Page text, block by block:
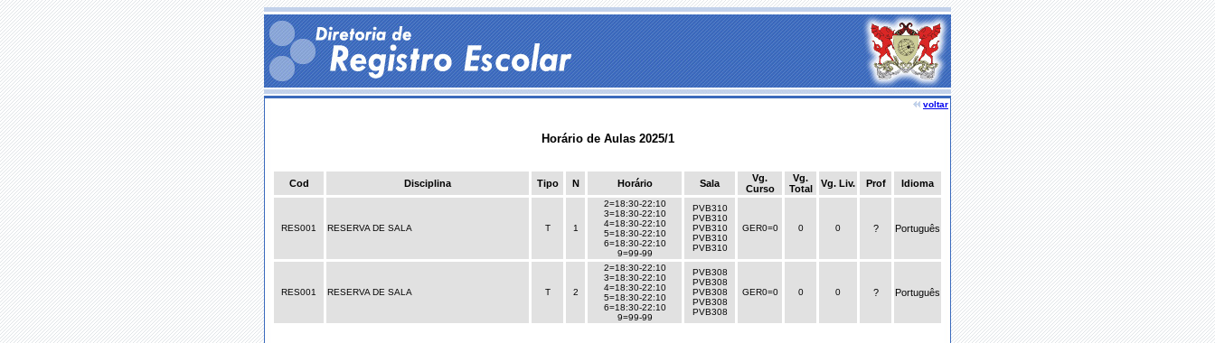
voltar
Horário de Aulas 2025/1
Cod Disciplina Tipo N Horário Sala
Vg.
Curso
Vg.
Total
Vg. Liv. Prof Idioma
RES001 RESERVA DE SALA T 1
2=18:30-22:10
3=18:30-22:10
4=18:30-22:10
5=18:30-22:10
6=18:30-22:10
9=99-99
PVB310
PVB310
PVB310
PVB310
PVB310
GER0=0 0 0 ? Português
RES001 RESERVA DE SALA T 2
2=18:30-22:10
3=18:30-22:10
4=18:30-22:10
5=18:30-22:10
6=18:30-22:10
9=99-99
PVB308
PVB308
PVB308
PVB308
PVB308
GER0=0 0 0 ? Português